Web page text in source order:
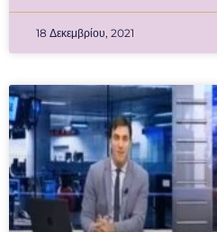
18 Δεκεμβρίου, 2021